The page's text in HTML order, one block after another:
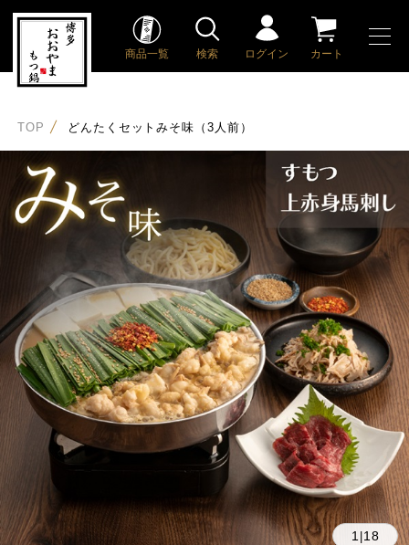
商品一覧 検索 ログイン カート
TOP どんたくセットみそ味（3人前）
1 |18